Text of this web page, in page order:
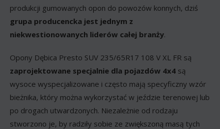
produkcji gumowanych opon do powozów konnych, dziś
grupa producencka jest jednym z
niekwestionowanych liderów całej branży.
Opony Dębica Presto SUV 235/65R17 108 V XL FR są
zaprojektowane specjalnie dla pojazdów 4x4 są
wysoce wyspecjalizowane i często mają specyficzny wzór
bieżnika, który można wykorzystać w jeździe terenowej lub
po drogach utwardzonych. Niezależnie od rodzaju
stworzono je, by radziły sobie ze zwiększoną masą tych